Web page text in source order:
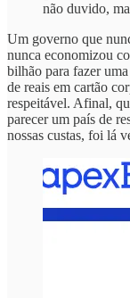
não duvido,
Um governo que
nunca economizou
bilhão para fazer
de reais em cartão
respeitável. Afinal,
parecer um país de
nossas custas, foi lá